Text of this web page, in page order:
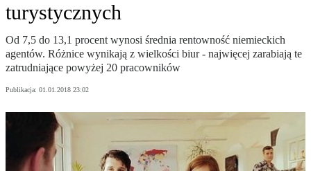
turystycznych
Od 7,5 do 13,1 procent wynosi średnia rentowność niemieckich
agentów. Różnice wynikają z wielkości biur - najwięcej zarabiają te
zatrudniające powyżej 20 pracowników
Publikacja: 01.01.2018 23:02